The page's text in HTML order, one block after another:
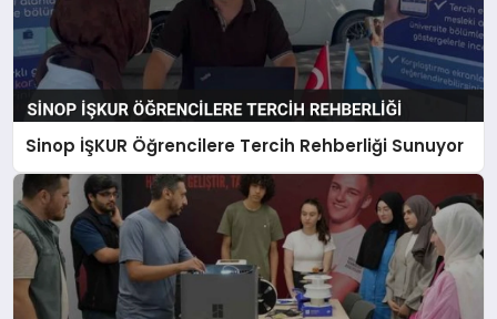
Sinop İŞKUR Öğrencilere Tercih Rehberliği Sunuyor